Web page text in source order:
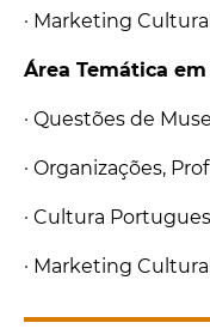
· Marketing Cultural
Área Temática
· Questões de
· Organizações,
· Cultura
· Marketing Cultural